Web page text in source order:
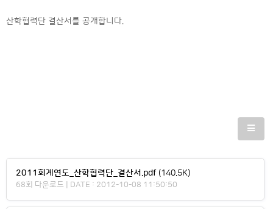
산학협력단 결산서를 공개합니다.
2011회계연도_산학협력단_결산서.pdf(140.5K)
68회 다운로드 | DATE : 2012-10-08 11:50:50